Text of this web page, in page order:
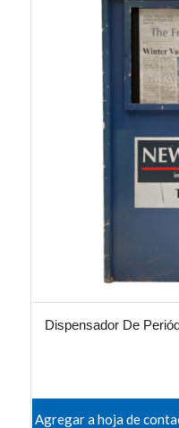
Dispensador De
Agregar a hoja de